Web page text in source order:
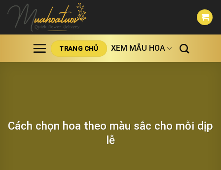
Skip
content
TRANG CHỦ XEM MẪU HOA
Cách chọn hoa theo màu sắc cho mỗi dịp
lễ